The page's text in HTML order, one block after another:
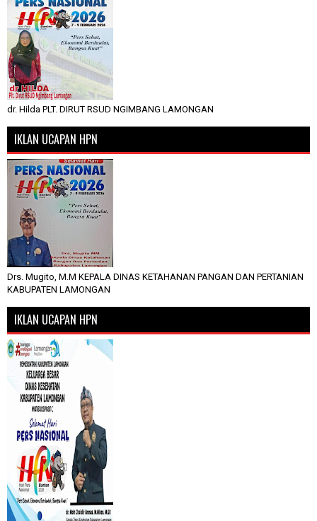
dr. Hilda PLT. DIRUT RSUD NGIMBANG LAMONGAN
IKLAN UCAPAN HPN
Drs. Mugito, M.M KEPALA DINAS KETAHANAN PANGAN DAN PERTANIAN
KABUPATEN LAMONGAN
IKLAN UCAPAN HPN